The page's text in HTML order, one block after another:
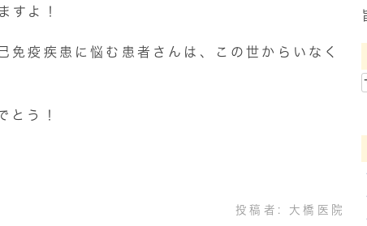
すよ！
免疫疾患に悩む患者さんは、この世からいなく
とう！
投稿者: 大橋医院